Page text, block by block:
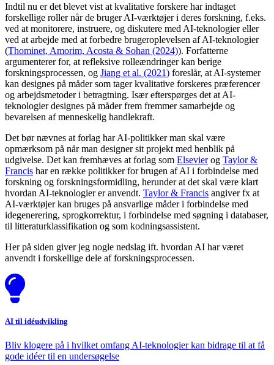
Indtil nu er det blevet vist at kvalitative forskere har indtaget
forskellige roller når de bruger AI-værktøjer i deres forskning, f.eks.
ved at monitorere, instruere, og diskutere med AI-teknologier eller
ved at arbejde med at forbedre brugeroplevelsen af AI-teknologier
(Thominet, Amorim, Acosta & Sohan (2024)). Forfatterne
argumenterer for, at refleksive rolleændringer kan berige
forskningsprocessen, og Jiang et al. (2021) foreslår, at AI-systemer
kan designes på måder som tager kvalitative forskeres præferencer
og arbejdsmetoder i betragtning. Især efterspørges det at AI-
teknologier designes på måder frem fremmer samarbejde og
bevarelsen af menneskelig handlekraft.
Det bør nævnes at forlag har AI-politikker man skal være
opmærksom på når man designer sit projekt med henblik på
udgivelse. Det kan fremhæves at forlag som Elsevierog Taylor &
Francis har en række politikker for brugen af AI i forbindelse med
forskning og forskningsformidling, herunder at det skal være klart
hvordan AI-teknologier er anvendt. Taylor & Francis angiver fx at
AI-værktøjer kan bruges på ansvarlige måder i forbindelse med
idegenerering, sprogkorrektur, i forbindelse med søgning i databaser,
til litteraturklassifikation og som kodningsassistent.
Her på siden giver jeg nogle nedslag ift. hvordan AI har været
anvendt i forskellige dele af forskningsprocessen.
AI til idéudvikling
Bliv klogere på i hvilket omfang AI-teknologier kan bidrage til at få
gode idéer til en undersøgelse